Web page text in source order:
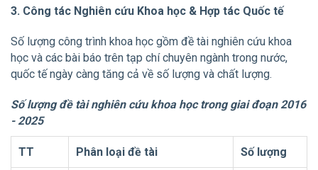
3. Công tác Nghiên cứu Khoa học & Hợp tác Quốc tế
Số lượng công trình khoa học gồm đề tài nghiên cứu khoa
học và các bài báo trên tạp chí chuyên ngành trong nước,
quốc tế ngày càng tăng cả về số lượng và chất lượng.
Số lượng đề tài nghiên cứu khoa học trong giai đoạn 2016
- 2025
TT Phân loại đề tài Số lượng